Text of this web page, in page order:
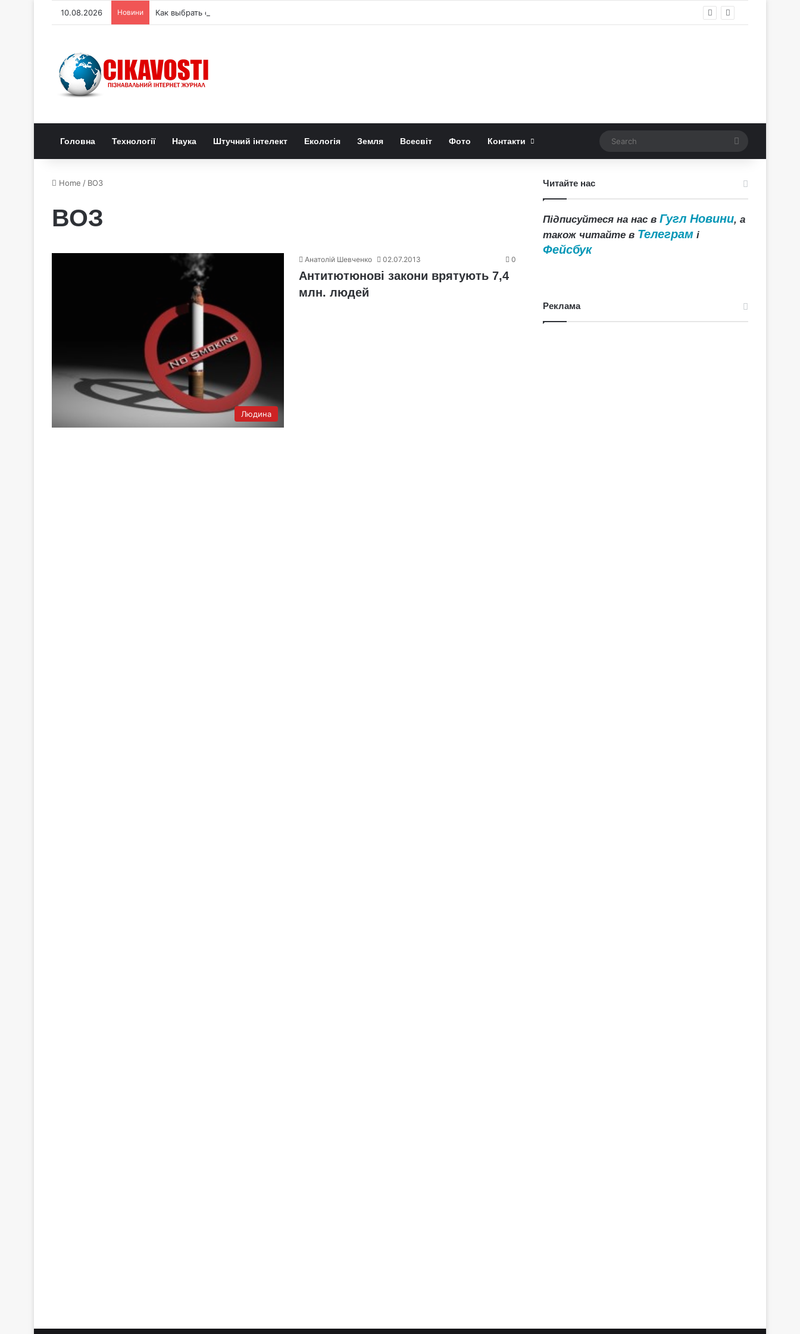
10.08.2026 Новини Как выбрать стеклянную вазу для букета: высота, форма и размер горлышка
Головна Технології Наука Штучний інтелект Екологія Земля Всесвіт Фото Контакти Search
Home / ВОЗ
ВОЗ
Людина
Анатолій Шевченко 02.07.2013 0
Антитютюнові закони врятують 7,4
млн. людей
Читайте нас
Підписуйтеся на нас вГугл Новини, а
також читайте в Телеграм і
Фейсбук
Реклама